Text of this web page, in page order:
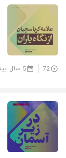
72 5 سال پیش